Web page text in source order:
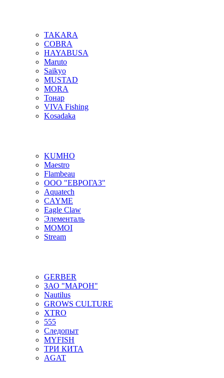
TAKARA
COBRA
HAYABUSA
Maruto
Saikyo
MUSTAD
MORA
Тонар
VIVA Fishing
Kosadaka
KUMHO
Maestro
Flambeau
ООО "ЕВРОГАЗ"
Aquatech
CAYME
Eagle Claw
Элементаль
MOMOI
Stream
GERBER
ЗАО "МАРОН"
Nautilus
GROWS CULTURE
XTRO
555
Следопыт
MYFISH
ТРИ КИТА
AGAT